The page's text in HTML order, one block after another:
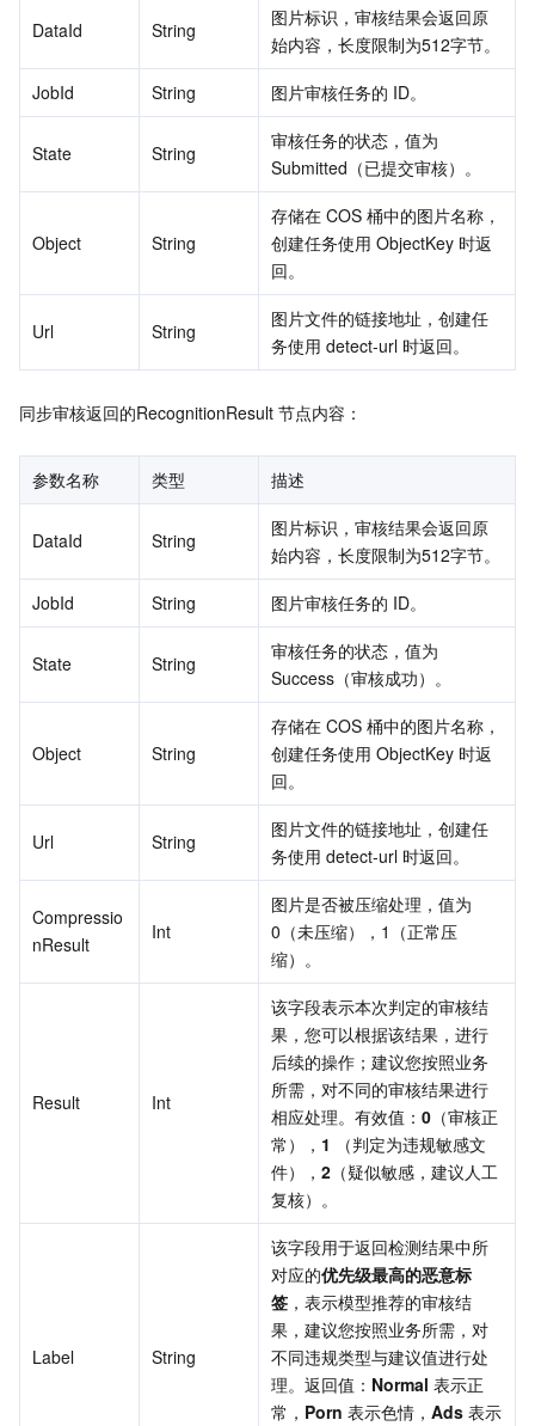
DataId String
图片标识，审核结果会返回原
始内容，长度限制为512字节。
JobId
String 图片审核任务的 ID。
State String
审核任务的状态，值为
Submitted（已提交审核）。
Object String
存储在 COS 桶中的图片名称，
创建任务使用 ObjectKey 时返
回。
Url String
图片文件的链接地址，创建任
务使用 detect-url 时返回。
同步审核返回的RecognitionResult 节点内容：
参数名称 类型 描述
DataId String
图片标识，审核结果会返回原
始内容，长度限制为512字节。
JobId
String 图片审核任务的 ID。
State String
审核任务的状态，值为
Success（审核成功）。
Object String
存储在 COS 桶中的图片名称，
创建任务使用 ObjectKey 时返
回。
Url String
图片文件的链接地址，创建任
务使用 detect-url 时返回。
Compressio
nResult
Int
图片是否被压缩处理，值为
0（未压缩），1（正常压
缩）。
Result Int
该字段表示本次判定的审核结
果，您可以根据该结果，进行
后续的操作；建议您按照业务
所需，对不同的审核结果进行
相应处理。有效值： 0 （审核正
常）， 1 （判定为违规敏感文
件）， 2 （疑似敏感，建议人工
复核）。
Label String
该字段用于返回检测结果中所
对应的优先级最高的恶意标
签 ，表示模型推荐的审核结
果，建议您按照业务所需，对
不同违规类型与建议值进行处
理。返回值： Normal 表示正
常， Porn 表示色情， Ads 表示